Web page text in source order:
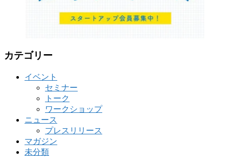
カテゴリー
イベント
セミナー
トーク
ワークショップ
ニュース
プレスリリース
マガジン
未分類